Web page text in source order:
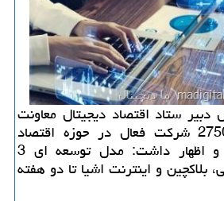
دبیر ستاد اقتصاد دیجیتال معاونت
علمی از شناسایی 2750 شركت فعال در حوزه اقتصاد
دیجیتال آگاهی داد و اظهار داشت: مدل توسعه ای 3
و اینترنت اشیا تا دو هفته